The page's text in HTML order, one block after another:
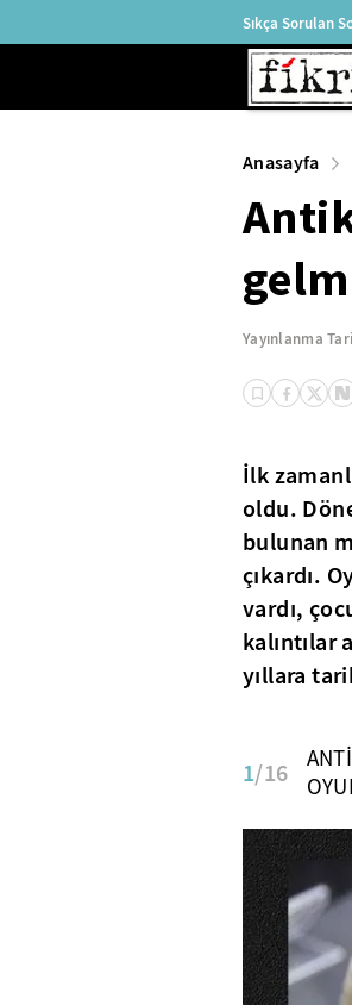
Sıkça Sorulan
Anasayfa
Yayınlanma
İlk
oldu.
bulunan
çıkardı.
vardı,
kalıntılar
yıllara
1/16